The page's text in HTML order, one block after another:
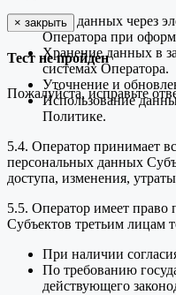
× закрыть
Тест не пройден
Пожалуйста, исправьте
Сбор данных через
Оператора при
Хранение данных в
системах Оператора.
Уточнение и
Использование
Политике.
5.4. Оператор принимает
персональных данных
доступа, изменения,
5.5. Оператор имеет право
Субъектов третьим лицам
При наличии
По требованию
действующего